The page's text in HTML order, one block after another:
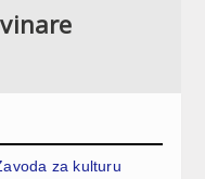
za kulturu